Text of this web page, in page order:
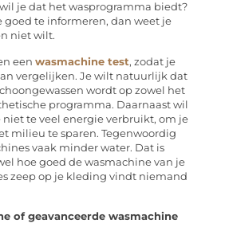
je dat het wasprogramma biedt?
goed te informeren, dan weet je
niet wilt.
een wasmachine test, zodat je
vergelijken. Je wilt natuurlijk dat
wordt op zowel het
programma. Daarnaast wil
te veel energie verbruikt, om je
milieu te sparen. Tegenwoordig
vaak minder water. Dat is
hoe goed de wasmachine van je
zeep op je kleding vindt niemand
of geavanceerde wasmachine